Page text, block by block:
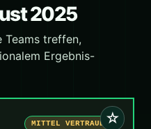
2025
Teams treffen,
Ergebnis-
☆
MITTEL VERTRAUEN